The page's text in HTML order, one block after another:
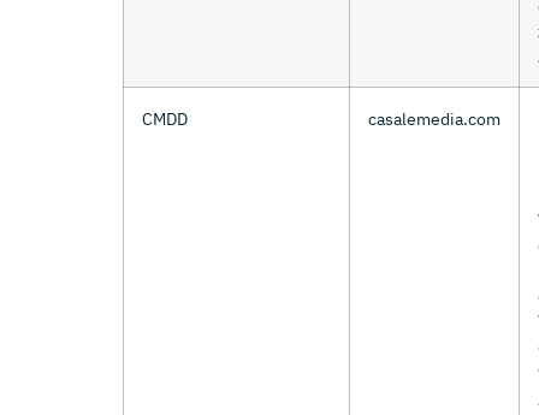
CMDD casalemedia.com